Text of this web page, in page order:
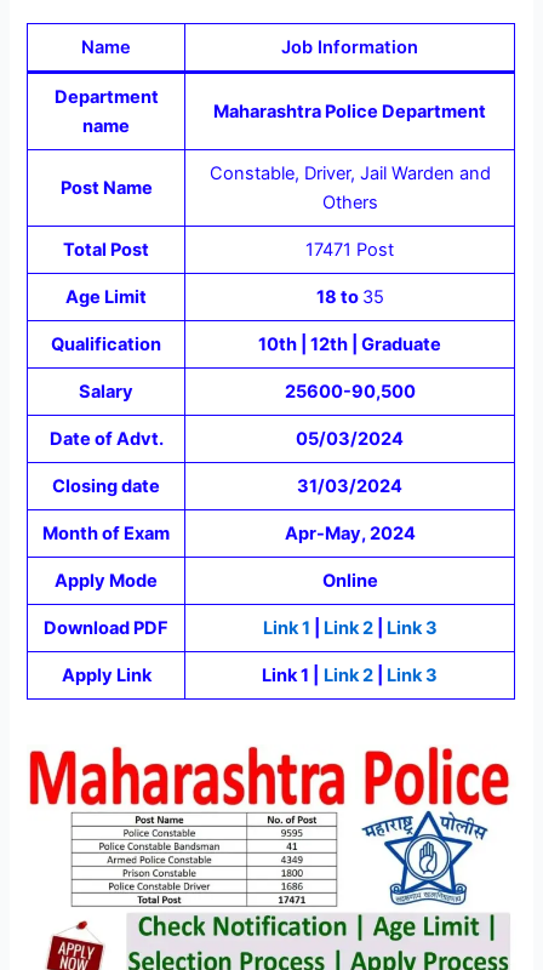
Name Job Information
Department
name
Maharashtra Police Department
Post Name
Constable, Driver, Jail Warden and
Others
Total Post 17471 Post
Age Limit 18 to 35
Qualification 10th | 12th | Graduate
Salary 25600-90,500
Date of Advt. 05/03/2024
Closing date 31/03/2024
Month of Exam Apr-May, 2024
Apply Mode Online
Download PDF Link 1 Link 2| Link 3
Apply Link Link 1 | Link 2 Link 3